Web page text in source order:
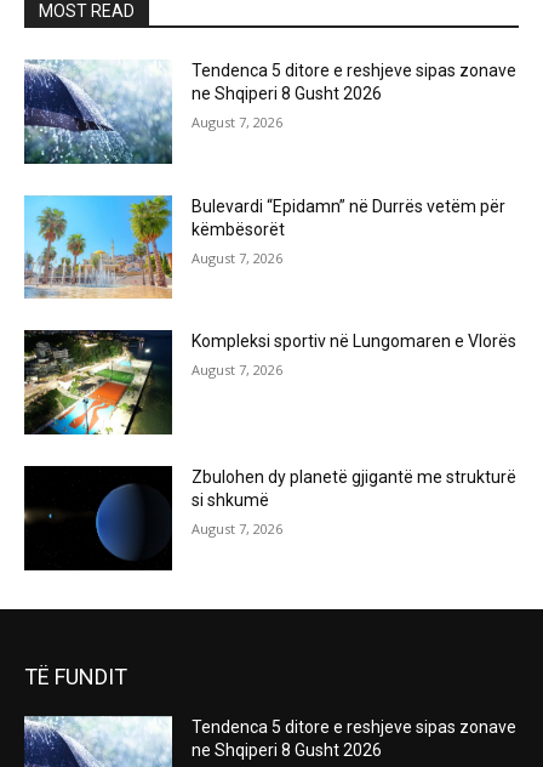
MOST READ
Tendenca 5 ditore e reshjeve sipas zonave
ne Shqiperi 8 Gusht 2026
August 7, 2026
Bulevardi “Epidamn” në Durrës vetëm për
këmbësorët
August 7, 2026
Kompleksi sportiv në Lungomaren e Vlorës
August 7, 2026
Zbulohen dy planetë gjigantë me strukturë
si shkumë
August 7, 2026
TË FUNDIT
Tendenca 5 ditore e reshjeve sipas zonave
ne Shqiperi 8 Gusht 2026